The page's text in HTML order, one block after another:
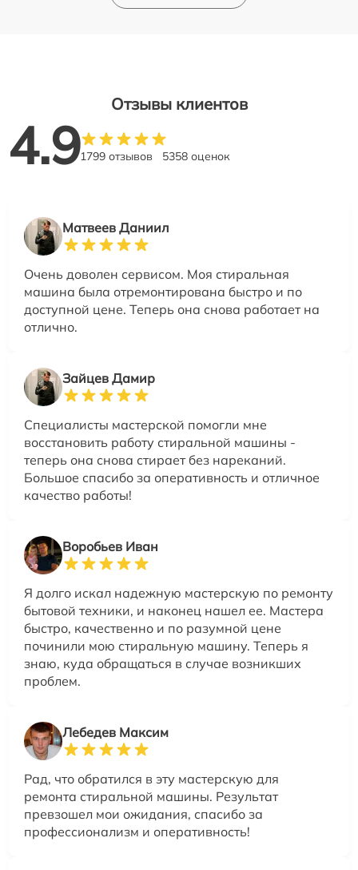
Отзывы клиентов
4.91799 отзывов 5358 оценок
Матвеев Даниил
Очень доволен сервисом. Моя стиральная
машина была отремонтирована быстро и по
доступной цене. Теперь она снова работает на
отлично.
Зайцев Дамир
Специалисты мастерской помогли мне
восстановить работу стиральной машины -
теперь она снова стирает без нареканий.
Большое спасибо за оперативность и отличное
качество работы!
Воробьев Иван
Я долго искал надежную мастерскую по ремонту
бытовой техники, и наконец нашел ее. Мастера
быстро, качественно и по разумной цене
починили мою стиральную машину. Теперь я
знаю, куда обращаться в случае возникших
проблем.
Лебедев Максим
Рад, что обратился в эту мастерскую для
ремонта стиральной машины. Результат
превзошел мои ожидания, спасибо за
профессионализм и оперативность!